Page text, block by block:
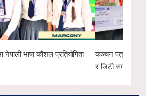
नेपाली भाषा कौशल प्रतियोगिता
कञ्चन
र जिटी सम्मानित